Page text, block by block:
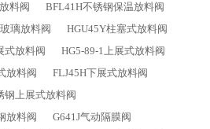
料阀
BFL41H不锈钢保温放料阀
璃放料阀
HGU45Y柱塞式放料阀
式放料阀
HG5-89-1上展式放料阀
放料阀
FLJ45H下展式放料阀
钢上展式放料阀
放料阀
G641J气动隔膜阀